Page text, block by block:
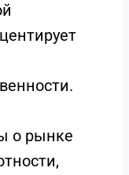
о рынке